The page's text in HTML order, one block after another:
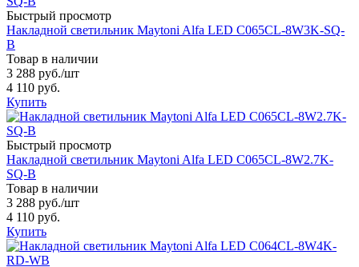
Быстрый просмотр
Накладной светильник Maytoni Alfa LED C065CL-8W3K-SQ-
B
Товар в наличии
3 288 руб./шт
4 110 руб.
Купить
Быстрый просмотр
Накладной светильник Maytoni Alfa LED C065CL-8W2.7K-
SQ-B
Товар в наличии
3 288 руб./шт
4 110 руб.
Купить